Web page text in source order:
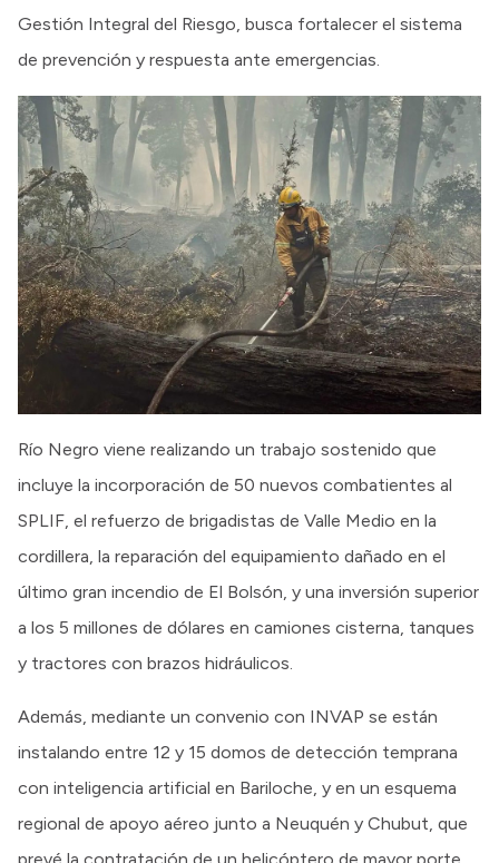
Gestión Integral del Riesgo, busca fortalecer el sistema
de prevención y respuesta ante emergencias.
Río Negro viene realizando un trabajo sostenido que
incluye la incorporación de 50 nuevos combatientes al
SPLIF, el refuerzo de brigadistas de Valle Medio en la
cordillera, la reparación del equipamiento dañado en el
último gran incendio de El Bolsón, y una inversión superior
a los 5 millones de dólares en camiones cisterna, tanques
y tractores con brazos hidráulicos.
Además, mediante un convenio con INVAP se están
instalando entre 12 y 15 domos de detección temprana
con inteligencia artificial en Bariloche, y en un esquema
regional de apoyo aéreo junto a Neuquén y Chubut, que